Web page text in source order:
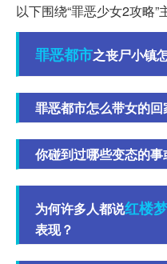
以下围绕“罪恶少女2攻略
罪恶都市之丧尸小镇
罪恶都市怎么带女的回
你碰到过哪些变态的事
为何许多人都说红楼梦
表现？